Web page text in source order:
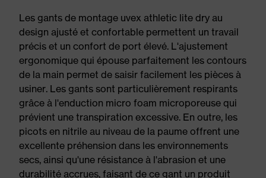
Les gants de montage uvex athletic lite dry au
design ajusté et confortable permettent un travail
précis et un confort de port élevé. L'ajustement
ergonomique qui épouse parfaitement les contours
de la main permet de saisir facilement les pièces à
usiner. Les gants sont particulièrement respirants
grâce à l'enduction micro foam microporeuse qui
prévient une transpiration excessive. En outre, les
picots en nitrile au niveau de la paume offrent une
excellente préhension dans les environnements
secs, ainsi qu'une résistance à l'abrasion et une
durabilité accrues, faisant de ce gant un produit